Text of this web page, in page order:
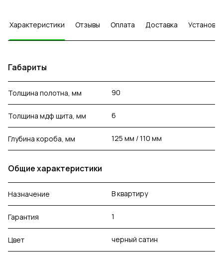
Характеристики Отзывы Оплата Доставка Установка
Габариты
Толщина полотна, мм 90
Толщина мдф щита, мм 6
Глубина короба, мм 125 мм / 110 мм
Общие характеристики
Назначение В квартиру
Гарантия 1
Цвет черный сатин